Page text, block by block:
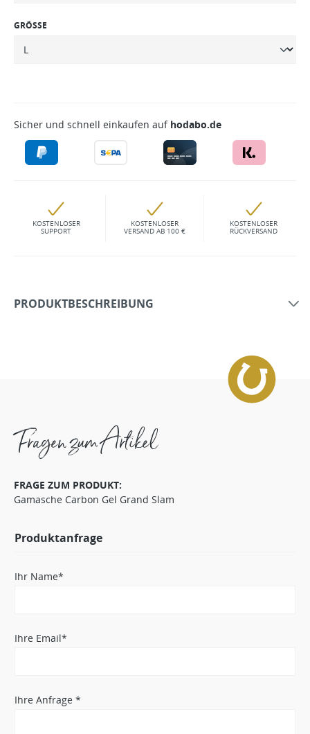
GRÖSSE
Sicher und schnell einkaufen auf hodabo.de
KOSTENLOSER
SUPPORT
KOSTENLOSER
VERSAND AB 100 €
KOSTENLOSER
RÜCKVERSAND
PRODUKTBESCHREIBUNG
Fragen zum Artikel
FRAGE ZUM PRODUKT:
Gamasche Carbon Gel Grand Slam
Produktanfrage
Ihr Name*
Ihre Email*
Ihre Anfrage *